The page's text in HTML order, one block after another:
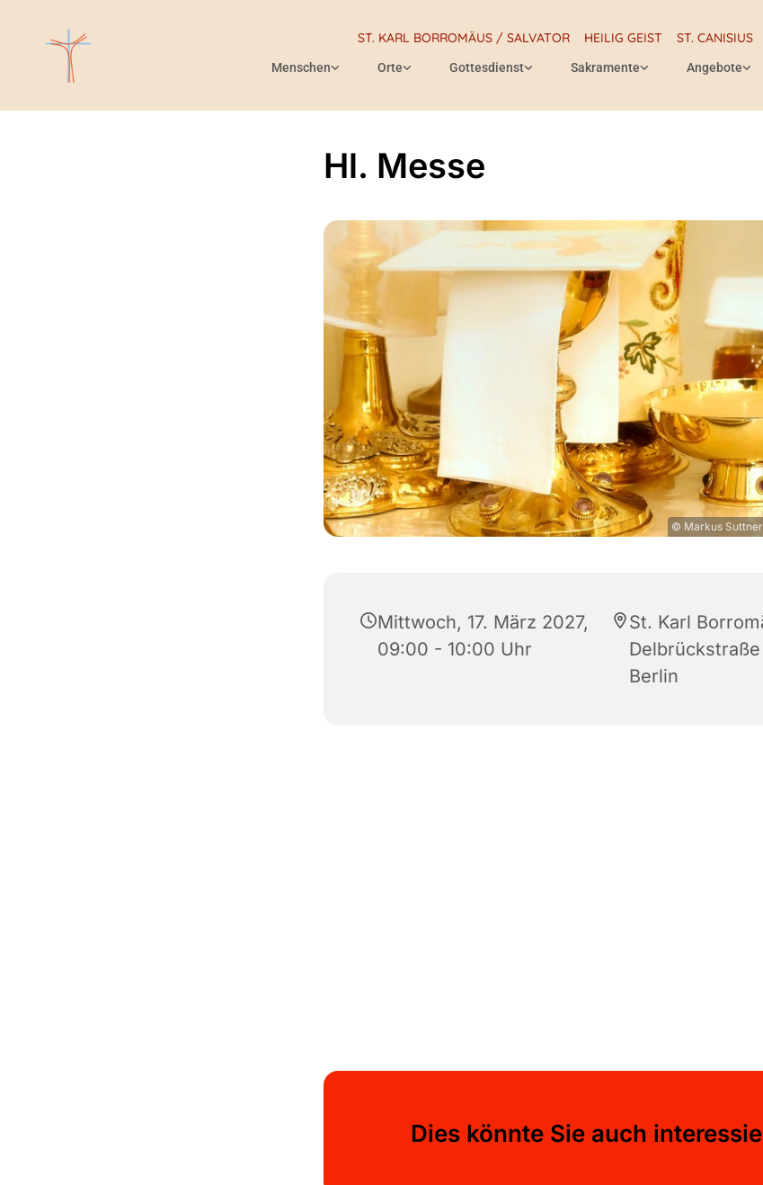
ST. KARL BORROMÄUS / SALVATOR HEILIG GEIST ST. CANISIUS
Menschen Orte Gottesdienst Sakramente Angebote
Hl. Messe
© Markus
Mittwoch, 17. März 2027,
09:00 - 10:00 Uhr
St. Karl
Delbrückstraße
Berlin
Dies könnte Sie auch